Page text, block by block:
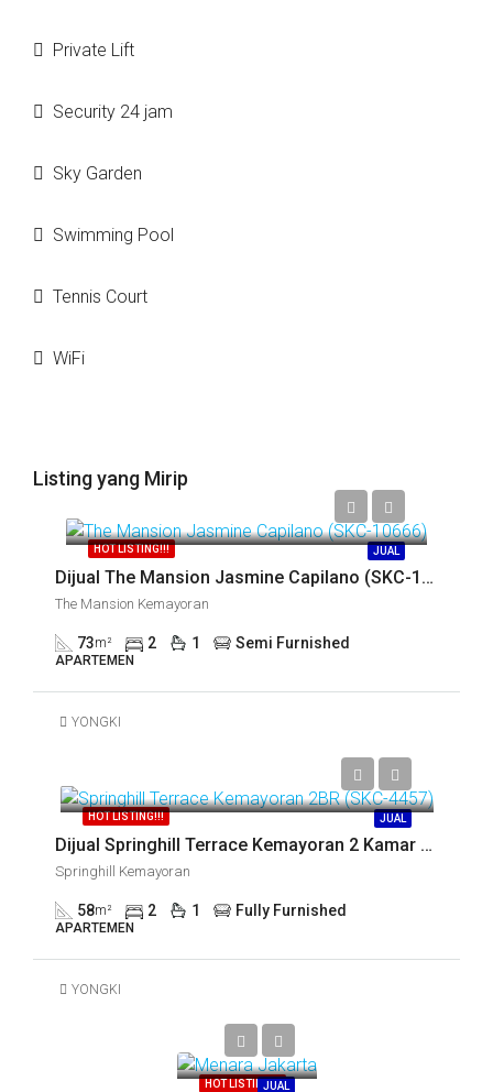
Private Lift
Security 24 jam
Sky Garden
Swimming Pool
Tennis Court
WiFi
Listing yang Mirip
HOT LISTING!!! JUAL
Dijual The Mansion Jasmine Capilano (SKC-10666)
The Mansion Kemayoran
73m² 2 1 Semi Furnished
APARTEMEN
YONGKI
HOT LISTING!!! JUAL
Dijual Springhill Terrace Kemayoran 2 Kamar (SKC-10166)
Springhill Kemayoran
58m² 2 1 Fully Furnished
APARTEMEN
YONGKI
HOT LISTING!!!
JUAL